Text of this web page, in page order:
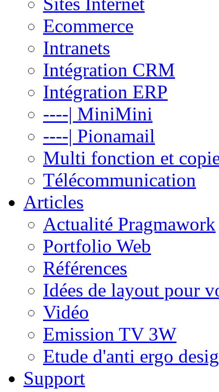
Ecommerce
Intranets
Intégration CRM
Intégration ERP
----| MiniMini
----| Pionamail
Multi fonction et
Télécommunication
Articles
Actualité Pragmawork
Portfolio Web
Références
Idées de layout pour
Vidéo
Emission TV 3W
Etude d'anti ergo
Support